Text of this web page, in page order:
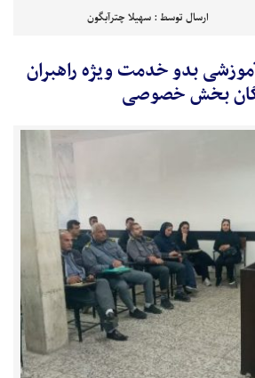
ارسال توسط :سهیلا چترآبگون
بدو خدمت ویژه راهبران
بخش خصوصی